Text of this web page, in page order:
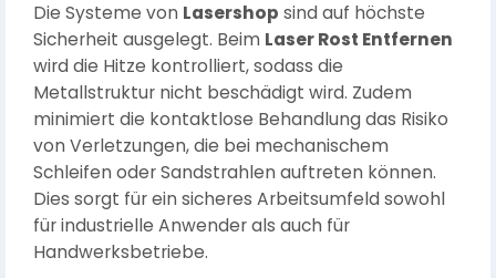
Die Systeme von Lasershop sind auf höchste
Sicherheit ausgelegt. Beim Laser Rost Entfernen
wird die Hitze kontrolliert, sodass die
Metallstruktur nicht beschädigt wird. Zudem
minimiert die kontaktlose Behandlung das Risiko
von Verletzungen, die bei mechanischem
Schleifen oder Sandstrahlen auftreten können.
Dies sorgt für ein sicheres Arbeitsumfeld sowohl
für industrielle Anwender als auch für
Handwerksbetriebe.